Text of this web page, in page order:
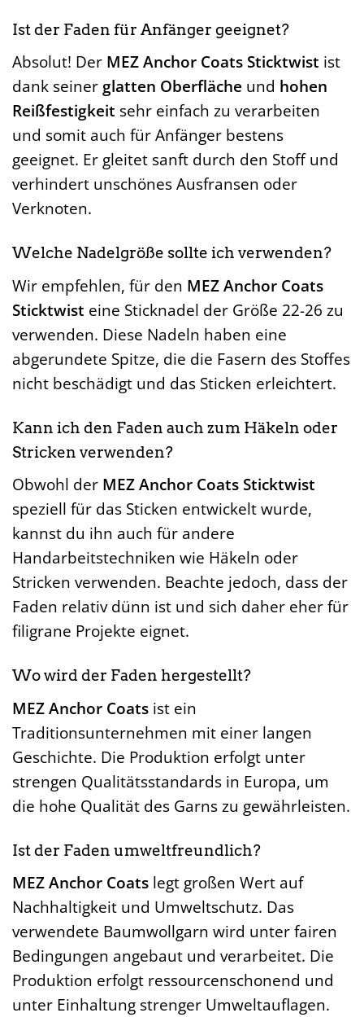
Ist der Faden für Anfänger geeignet?
Absolut! Der MEZ Anchor Coats Sticktwist ist
dank seiner glatten Oberfläche und hohen
Reißfestigkeit sehr einfach zu verarbeiten
und somit auch für Anfänger bestens
geeignet. Er gleitet sanft durch den Stoff und
verhindert unschönes Ausfransen oder
Verknoten.
Welche Nadelgröße sollte ich verwenden?
Wir empfehlen, für den MEZ Anchor Coats
Sticktwist eine Sticknadel der Größe 22-26 zu
verwenden. Diese Nadeln haben eine
abgerundete Spitze, die die Fasern des Stoffes
nicht beschädigt und das Sticken erleichtert.
Kann ich den Faden auch zum Häkeln oder
Stricken verwenden?
Obwohl der MEZ Anchor Coats Sticktwist
speziell für das Sticken entwickelt wurde,
kannst du ihn auch für andere
Handarbeitstechniken wie Häkeln oder
Stricken verwenden. Beachte jedoch, dass der
Faden relativ dünn ist und sich daher eher für
filigrane Projekte eignet.
Wo wird der Faden hergestellt?
MEZ Anchor Coats ist ein
Traditionsunternehmen mit einer langen
Geschichte. Die Produktion erfolgt unter
strengen Qualitätsstandards in Europa, um
die hohe Qualität des Garns zu gewährleisten.
Ist der Faden umweltfreundlich?
MEZ Anchor Coats legt großen Wert auf
Nachhaltigkeit und Umweltschutz. Das
verwendete Baumwollgarn wird unter fairen
Bedingungen angebaut und verarbeitet. Die
Produktion erfolgt ressourcenschonend und
unter Einhaltung strenger Umweltauflagen.